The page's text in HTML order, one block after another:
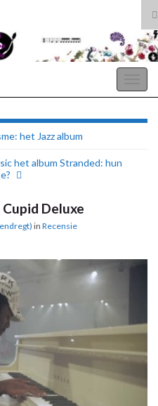
het Jazz album
het album Stranded: hun
Deluxe
in Recensie